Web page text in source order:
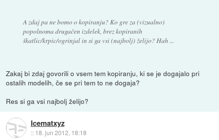
A zdaj pa ne bomo o kopiranju? Ko gre za (vizualno)
popolnoma drugačen izdelek, brez kopiranih
škatlic/krpic/ogrinjal in si ga vsi (najbolj) želijo? Hah ...
Zakaj bi zdaj govorili o vsem tem kopiranju, ki se je dogajalo pri
ostalih modelih, če se pri tem to ne dogaja?
Res si ga vsi najbolj želijo?
Icematxyz
:: 18. jun 2012, 18:18